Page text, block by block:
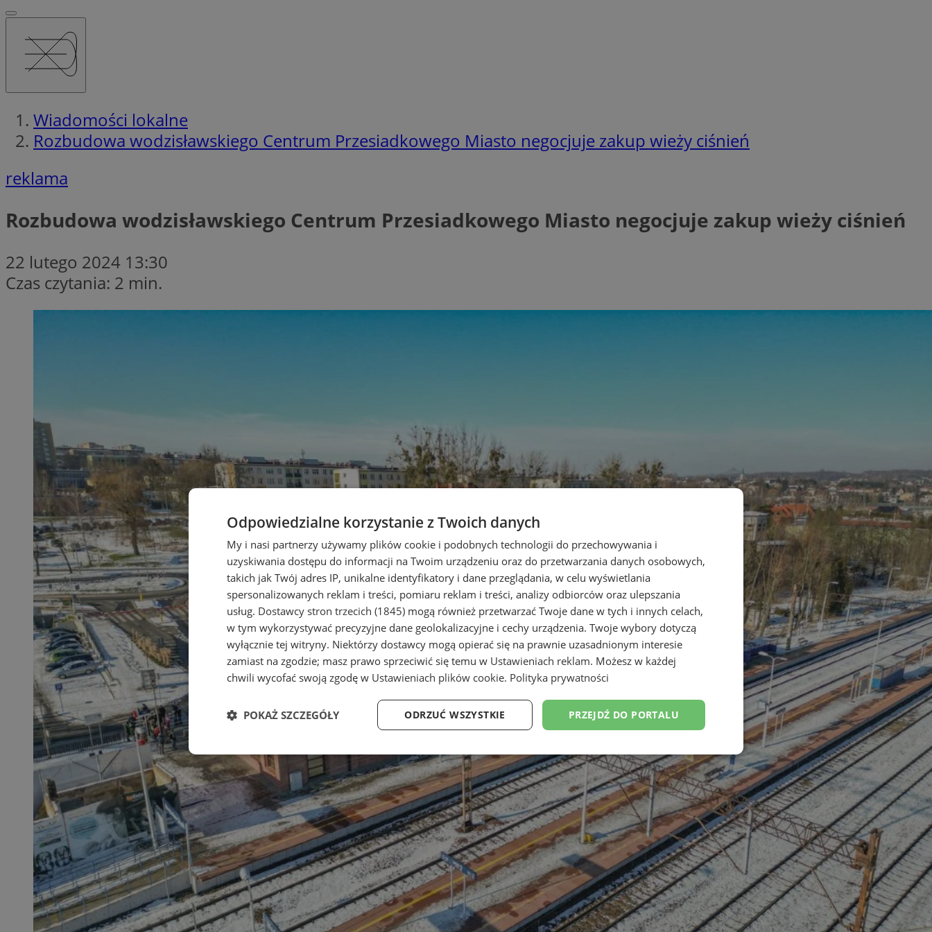
Wiadomości lokalne
Rozbudowa wodzisławskiego Centrum Przesiadkowego Miasto negocjuje zakup wieży ciśnień
reklama
Rozbudowa wodzisławskiego Centrum Przesiadkowego Miasto negocjuje zakup wieży ciśnień
22 lutego 2024 13:30
Czas czytania: 2 min.
Odpowiedzialne korzystanie z Twoich danych
My i nasi partnerzy używamy plików cookie i podobnych technologii do przechowywania i
uzyskiwania dostępu do informacji na Twoim urządzeniu oraz do przetwarzania danych osobowych,
takich jak Twój adres IP, unikalne identyfikatory i dane przeglądania, w celu wyświetlania
spersonalizowanych reklam i treści, pomiaru reklam i treści, analizy odbiorców oraz ulepszania
usług. Dostawcy stron trzecich (1845) mogą również przetwarzać Twoje dane w tych i innych celach,
w tym wykorzystywać precyzyjne dane geolokalizacyjne i cechy urządzenia. Twoje wybory dotyczą
wyłącznie tej witryny. Niektórzy dostawcy mogą opierać się na prawnie uzasadnionym interesie
zamiast na zgodzie; masz prawo sprzeciwić się temu w Ustawieniach reklam. Możesz w każdej
chwili wycofać swoją zgodę w Ustawieniach plików cookie. Polityka prywatności
PRZEJDŹ DO PORTALU
ODRZUĆ WSZYSTKIE
POKAŻ SZCZEGÓŁY
Niezbędne Wydajność Targetowanie Funkcjonalność Niesklasyfikowane
Niezbędne Wydajność Targetowanie Funkcjonalność Niesklasyfikowane
Niezbędne pliki cookie umożliwiają korzystanie z podstawowych funkcji strony internetowej, takich jak logowanie użytkownika i
zarządzanie kontem. Bez niezbędnych plików cookie nie można prawidłowo korzystać ze strony internetowej.
Nazwa Provider/Domena
Okres
przechowywania
Opis